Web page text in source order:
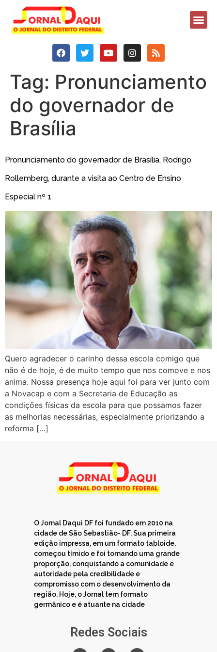
Tag: Pronunciamento
do governador de
Brasília
Pronunciamento do governador de Brasília, Rodrigo
Rollemberg, durante a visita ao Centro de Ensino
Especial nº 1
Quero agradecer o carinho dessa escola comigo que
não é de hoje, é de muito tempo que nos comove e nos
anima. Nossa presença hoje aqui foi para ver junto com
a Novacap e com a Secretaria de Educação as
condições físicas da escola para que possamos fazer
as melhorias necessárias, especialmente priorizando a
reforma […]
O Jornal Daqui DF foi fundado em 2010 na
cidade de São Sebastião- DF. Sua primeira
edição impressa, em um formato tabloide,
começou tímido e foi tomando uma grande
proporção, conquistando a comunidade e
autoridade pela credibilidade e
compromisso com o desenvolvimento da
região. Hoje, o Jornal tem formato
germânico e é atuante na cidade
Redes Sociais